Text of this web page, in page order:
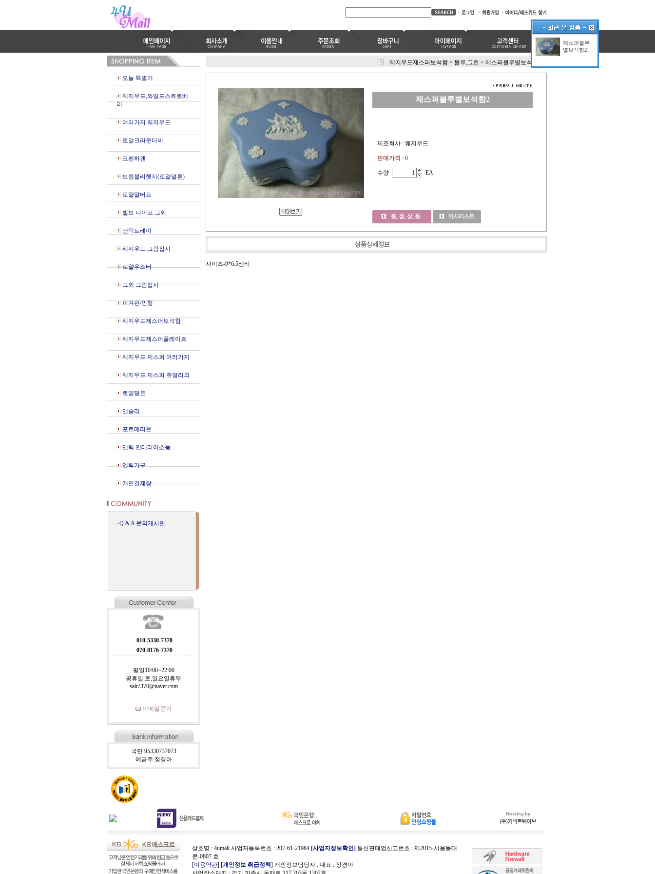
오늘 특별가
웨지우드,와일드스트로베
리
여러가지 웨지우드
로얄크라운더비
코펜하겐
브램블리헷지(로얄덜튼)
로얄알버트
빌보 나이프 그외
앤틱트레이
웨지우드 그림접시
로얄우스터
그외 그림접시
피겨린/인형
웨지우드제스퍼보석함
웨지우드제스퍼플레이트
웨지우드 제스퍼 여러가지
웨지우드 제스퍼 쥬얼리외
로얄덜튼
앤슬리
포트메리온
앤틱 인테리어소품
엔틱가구
개인결제창
Q & A 문의게시판
010-5330-7370
070-8176-7370
평일10:00~22:00
공휴일,토,일요일휴무
salt7370@naver.com
이메일문의
국민 95330737073
예금주:정경아
웨지우드제스퍼보석함 > 블루,그린 > 제스퍼블루별보석함2
제스퍼블루별보석함2
제조회사 : 웨지우드
판매가격 : 0
수량 EA
사이즈-9*6.5센티
상호명 : 4umall 사업자등록번호 : 207-61-21984 [사업자정보확인] 통신판매업신고번호 : 제2015-서울동대
문-0807 호
[이용약관] [개인정보 취급정책] 개인정보담당자 : 대표 : 정경아
제스퍼블루
별보석함2